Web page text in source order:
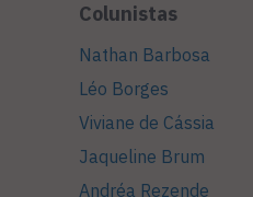
Colunistas
Nathan Barbosa
Léo Borges
Viviane de Cássia
Jaqueline Brum
Andréa Rezende